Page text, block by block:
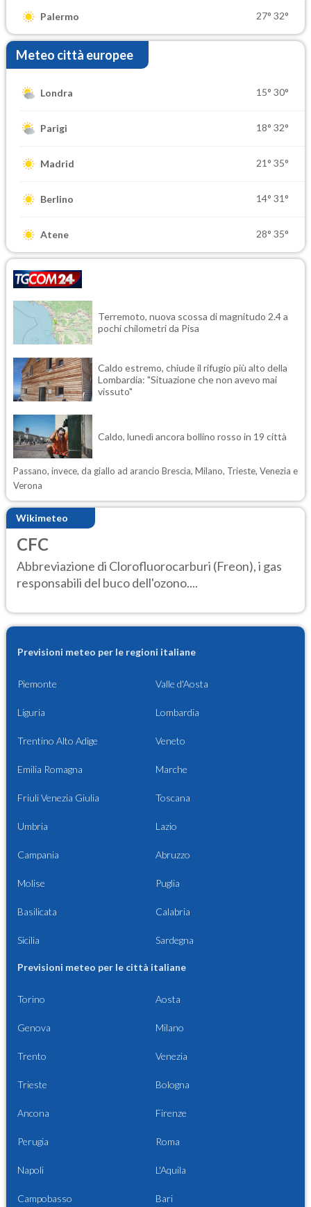
Palermo 27° 32°
Meteo città europee
Londra 15° 30°
Parigi 18° 32°
Madrid 21° 35°
Berlino 14° 31°
Atene 28° 35°
Terremoto, nuova scossa di magnitudo 2.4 a
pochi chilometri da Pisa
Caldo estremo, chiude il rifugio più alto della
Lombardia: "Situazione che non avevo mai
vissuto"
Caldo, lunedì ancora bollino rosso in 19 città
Passano, invece, da giallo ad arancio Brescia, Milano, Trieste, Venezia e
Verona
Wikimeteo
CFC
Abbreviazione di Clorofluorocarburi (Freon), i gas
responsabili del buco dell'ozono....
Previsioni meteo per le regioni italiane
Piemonte Valle d'Aosta
Liguria Lombardia
Trentino Alto Adige Veneto
Emilia Romagna Marche
Friuli Venezia Giulia Toscana
Umbria Lazio
Campania Abruzzo
Molise Puglia
Basilicata Calabria
Sicilia Sardegna
Previsioni meteo per le città italiane
Torino Aosta
Genova Milano
Trento Venezia
Trieste Bologna
Ancona Firenze
Perugia Roma
Napoli L'Aquila
Campobasso Bari